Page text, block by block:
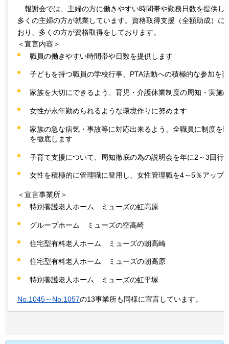
報謝会では、主婦の方に働きやすい時間帯や勤務日数を提供し
多くの主婦の方が就業しています。資格取得支援（全額助成）に
おり、多くの方が資格取得をしております。
＜宣言内容＞
職員の働きやすい時間帯や日数を提供します
子どもを持つ職員の学校行事、PTA活動への積極的な参加を
家族を大切にできるよう、育児・介護休業制度の周知・実施
女性が永年勤められるような環境作りに努めます
家族の急な病気・事故等に対応出来るよう、全職員に制度を
を徹底します
子育て支援について、周知徹底の為の説明会を年に2～3回行
女性を積極的に管理職に登用し、女性管理職を4～5％アップ
＜宣言事業所＞
特別養護老人ホーム
ミ ューズの虹高原
グループホーム ミ ューズの空高崎
住宅型有料老人ホーム ミュ ーズの朝高崎
住宅型有料老人ホーム ミ ューズの朝高原
特別養護老人ホーム ミ ューズの虹平塚
No.1045～No.1057の13事業所も同様に宣言しています。